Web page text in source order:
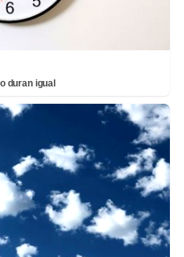
duran igual